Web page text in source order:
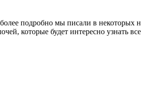
подробно мы писали в некоторых
которые будет интересно узнать